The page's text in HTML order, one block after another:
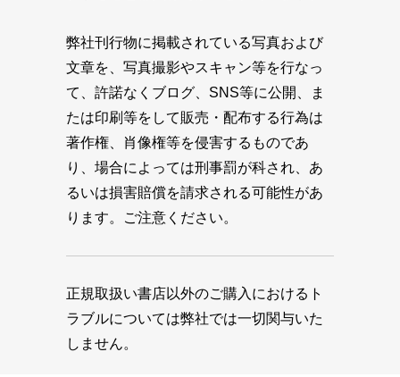
弊社刊行物に掲載されている写真および
文章を、写真撮影やスキャン等を行なっ
て、許諾なくブログ、SNS等に公開、ま
たは印刷等をして販売・配布する行為は
著作権、肖像権等を侵害するものであ
り、場合によっては刑事罰が科され、あ
るいは損害賠償を請求される可能性があ
ります。ご注意ください。
正規取扱い書店以外のご購入におけるト
ラブルについては弊社では一切関与いた
しません。